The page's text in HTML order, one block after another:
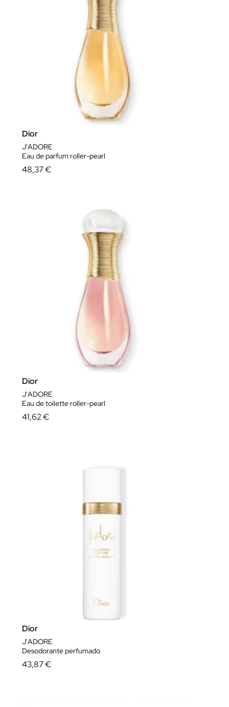
Dior
J'ADORE
Eau de parfum roller-pearl
48,37 €
Dior
J'ADORE
Eau de toilette roller-pearl
41,62 €
Dior
J'ADORE
Desodorante perfumado
43,87 €